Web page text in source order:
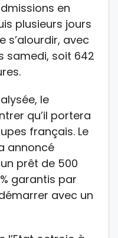
en
plusieurs jours
s’alourdir, avec
samedi, soit 642
le
qu’il portera
français. Le
annoncé
prêt de 500
garantis par
avec un